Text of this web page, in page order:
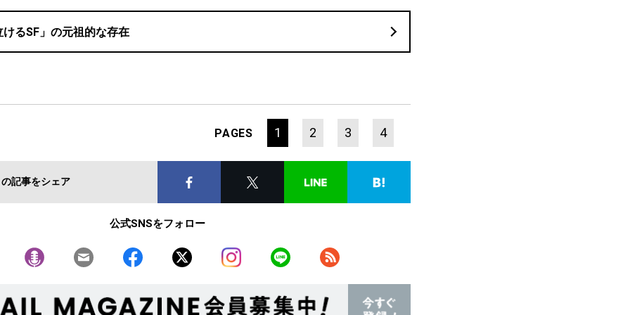
けるSF」の元祖的な存在
PAGES 1 2 3 4
記事をシェア
公式SNSをフォロー